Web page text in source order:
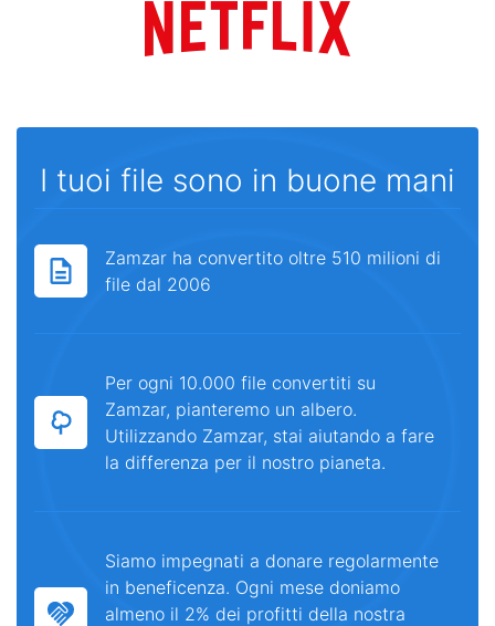
I tuoi file sono in buone mani
Zamzar ha convertito oltre 510 milioni di
file dal 2006
Per ogni 10.000 file convertiti su
Zamzar, pianteremo un albero.
Utilizzando Zamzar, stai aiutando a fare
la differenza per il nostro pianeta.
Siamo impegnati a donare regolarmente
in beneficenza. Ogni mese doniamo
almeno il 2% dei profitti della nostra